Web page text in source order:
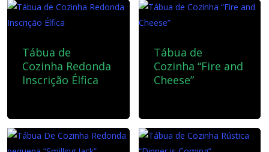
Tábua de
Cozinha Redonda
Inscrição Élfica
Tábua de
Cozinha “Fire and
Cheese”